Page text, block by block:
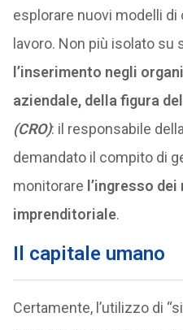
esplorare nuovi modelli di
lavoro. Non più isolato su
l’inserimento negli
aziendale, della figura del
(CRO): il responsabile
demandato il compito di
monitorare l’ingresso
imprenditoriale.
Il capitale umano
Certamente, l’utilizzo di